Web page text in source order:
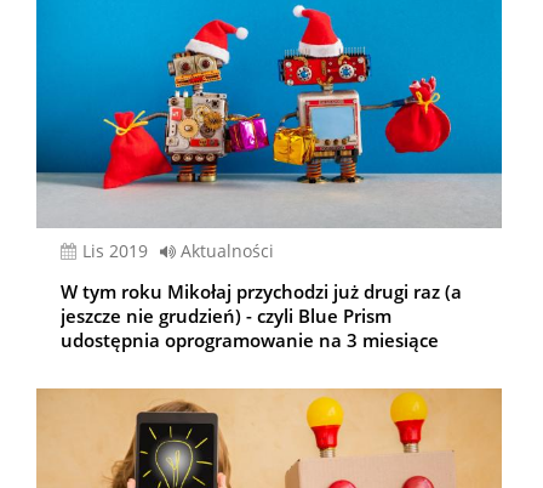
lis 2019 Aktualności
W tym roku Mikołaj przychodzi już drugi raz (a
jeszcze nie grudzień) - czyli Blue Prism
udostępnia oprogramowanie na 3 miesiące